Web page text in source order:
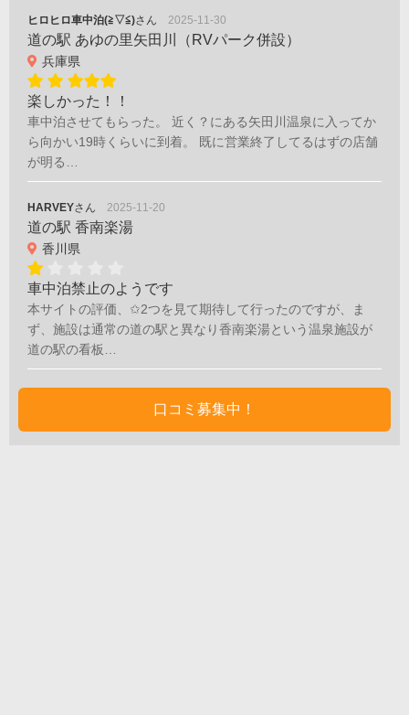
ヒロヒロ車中泊(≧▽≦)さん 2025-11-30
道の駅 あゆの里矢田川（RVパーク併設）
兵庫県
楽しかった！！
車中泊させてもらった。 近く？にある矢田川温泉に入ってか
ら向かい19時くらいに到着。 既に営業終了してるはずの店舗
が明る…
HARVEYさん 2025-11-20
道の駅 香南楽湯
香川県
車中泊禁止のようです
本サイトの評価、✩2つを見て期待して行ったのですが、ま
ず、施設は通常の道の駅と異なり香南楽湯という温泉施設が
道の駅の看板…
口コミ募集中！